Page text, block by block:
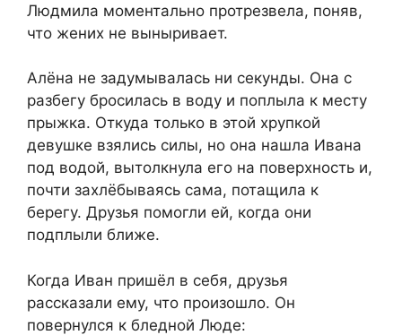
Людмила моментально протрезвела, поняв,
что жених не выныривает.
Алёна не задумывалась ни секунды. Она с
разбегу бросилась в воду и поплыла к месту
прыжка. Откуда только в этой хрупкой
девушке взялись силы, но она нашла Ивана
под водой, вытолкнула его на поверхность и,
почти захлёбываясь сама, потащила к
берегу. Друзья помогли ей, когда они
подплыли ближе.
Когда Иван пришёл в себя, друзья
рассказали ему, что произошло. Он
повернулся к бледной Люде: